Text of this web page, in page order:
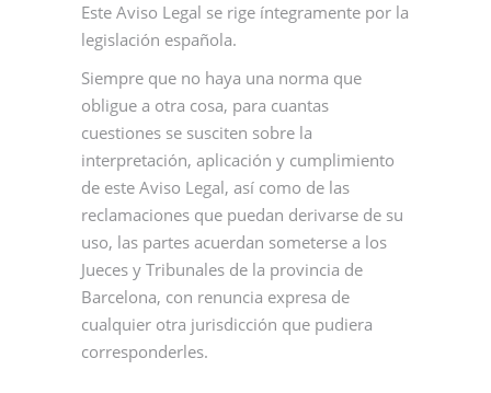
Este Aviso Legal se rige íntegramente por la
legislación española.
Siempre que no haya una norma que
obligue a otra cosa, para cuantas
cuestiones se susciten sobre la
interpretación, aplicación y cumplimiento
de este Aviso Legal, así como de las
reclamaciones que puedan derivarse de su
uso, las partes acuerdan someterse a los
Jueces y Tribunales de la provincia de
Barcelona, con renuncia expresa de
cualquier otra jurisdicción que pudiera
corresponderles.